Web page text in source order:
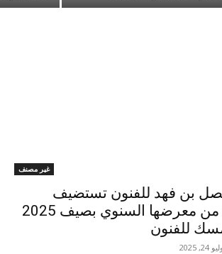
غير مصنف
بن فهد للفنون تستضيف
النسخة الثالثة من معرضها السنوي بصيف 2025
للفنون
24, 2025